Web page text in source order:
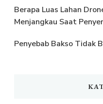
Berapa Luas Lahan
Menjangkau Saat
Penyebab Bakso Tidak